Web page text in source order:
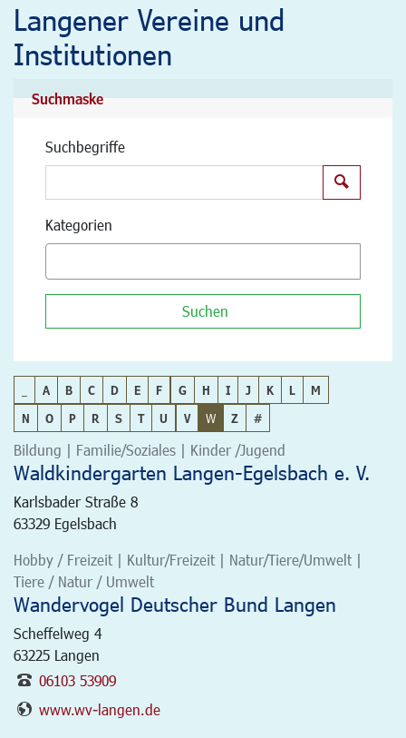
Langener Vereine und
Institutionen
Suchmaske
Suchbegriffe
Kategorien
Suchen
A B C D E F G H I J K L
M
N
O P R S T U V W Z #
Bildung | Familie/Soziales | Kinder /Jugend
Waldkindergarten Langen-Egelsbach e. V.
Karlsbader Straße 8
63329 Egelsbach
Hobby / Freizeit | Kultur/Freizeit | Natur/Tiere/Umwelt |
Tiere / Natur / Umwelt
Wandervogel Deutscher Bund Langen
Scheffelweg 4
63225 Langen
06103 53909
www.wv-langen.de